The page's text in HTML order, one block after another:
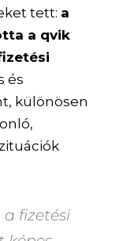
tett: a
a qvik
és
különösen
fizetési